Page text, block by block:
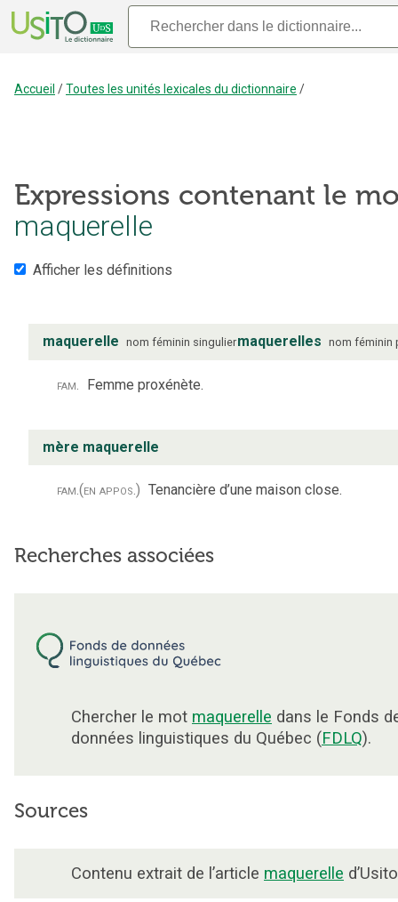
Accueil /Toutes les unités lexicales du dictionnaire /
Expressions contenant le
maquerelle
Afficher les définitions
maquerelle nom féminin singuliermaquerelles nom féminin
fam. Femme proxénète.
mère maquerelle
fam.(en appos.) Tenancière d’une maison close.
Recherches associées
Chercher le mot maquerelle dans le Fonds
données linguistiques du Québec (FDLQ).
Sources
Contenu extrait de l’article maquerelle